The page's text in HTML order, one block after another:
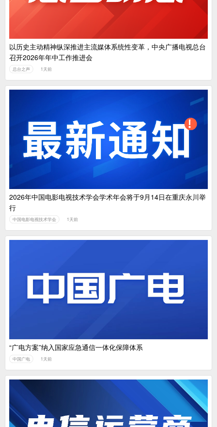
以历史主动精神纵深推进主流媒体系统性变革，中央广播电视总台
召开2026年年中工作推进会
总台之声 1天前
2026年中国电影电视技术学会学术年会将于9月14日在重庆永川举
行
中国电影电视技术学会 1天前
“广电方案”纳入国家应急通信一体化保障体系
中国广电 1天前